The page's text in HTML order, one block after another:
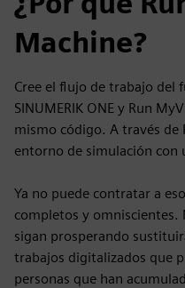
Machine?
Cree el flujo de trabajo del
SINUMERIK ONE y Run
mismo código. A través de
entorno de simulación con
Ya no puede contratar a
completos y omniscientes.
sigan prosperando
trabajos digitalizados que
personas que han